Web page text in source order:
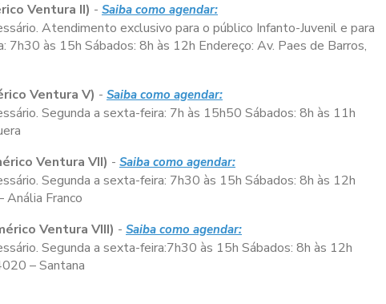
Ventura II) - Saiba como agendar:
Atendimento exclusivo para o público Infanto-Juvenil e para
7h30 às 15h Sábados: 8h às 12h Endereço: Av. Paes de Barros,
Ventura V) - Saiba como agendar:
Segunda a sexta-feira: 7h às 15h50 Sábados: 8h às 11h
Ventura VII) - Saiba como agendar:
Segunda a sexta-feira: 7h30 às 15h Sábados: 8h às 12h
Anália Franco
Ventura VIII) - Saiba como agendar:
Segunda a sexta-feira:7h30 às 15h Sábados: 8h às 12h
– Santana